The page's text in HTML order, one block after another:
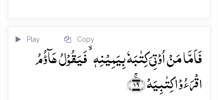
Play Copy
فَاَمَّا مَنۡ اُوۡتِیَ کِتٰبَہٗ بِیَمِیۡنِہٖ ۙ فَیَقُوۡلُ ہَآؤُمُ
اقۡرَءُوۡا کِتٰبِیَہۡ ﴿ۚ۱۹﴾